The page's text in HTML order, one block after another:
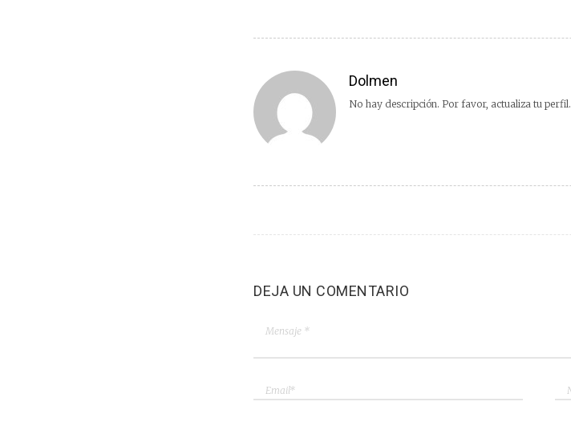
Dolmen
No hay descripción. Por favor, actualiza tu perfil.
DEJA UN COMENTARIO